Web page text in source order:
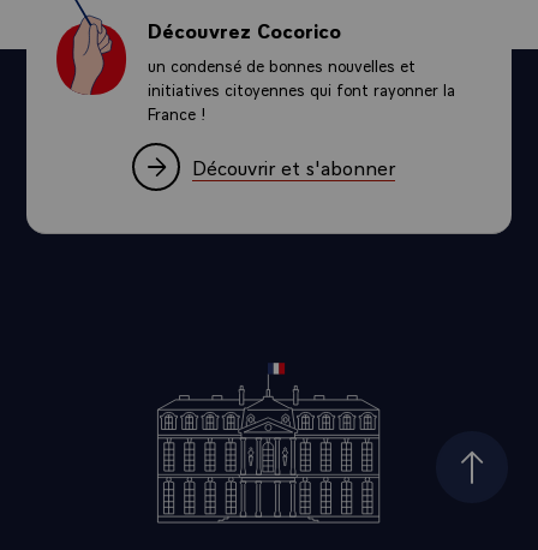
Découvrez Cocorico
un condensé de bonnes nouvelles et
initiatives citoyennes qui font rayonner la
France !
Découvrir et s'abonner
Haut